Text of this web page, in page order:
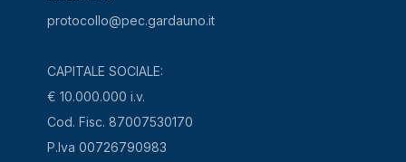
protocollo@pec.gardauno.it
CAPITALE SOCIALE:
€ 10.000.000 i.v.
Cod. Fisc. 87007530170
P.Iva 00726790983